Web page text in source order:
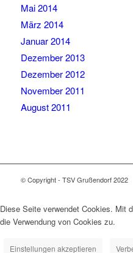
Mai 2014
März 2014
Januar 2014
Dezember 2013
Dezember 2012
November 2011
August 2011
© Copyright - TSV Grußendorf 2022
Diese Seite verwendet Cookies. Mit
die Verwendung von Cookies zu.
Einstellungen akzeptieren